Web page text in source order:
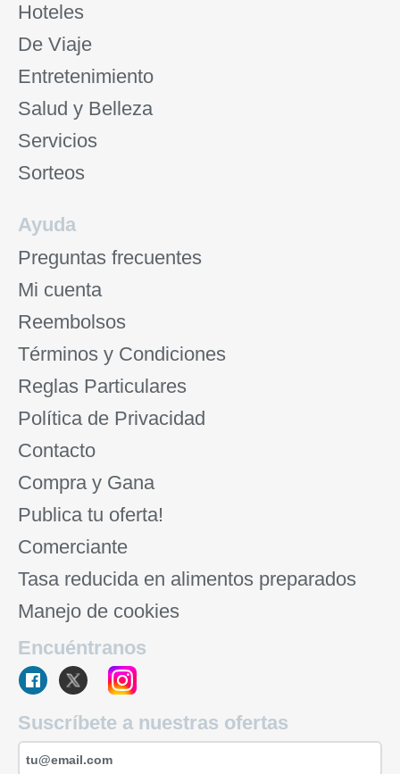
Hoteles
De Viaje
Entretenimiento
Salud y Belleza
Servicios
Sorteos
Ayuda
Preguntas frecuentes
Mi cuenta
Reembolsos
Términos y Condiciones
Reglas Particulares
Política de Privacidad
Contacto
Compra y Gana
Publica tu oferta!
Comerciante
Tasa reducida en alimentos preparados
Manejo de cookies
Encuéntranos
Suscríbete a nuestras ofertas